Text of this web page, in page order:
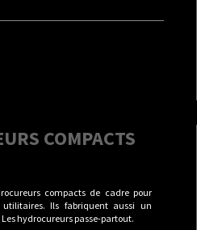
COMPACTS
compacts de cadre pour
Ils fabriquent aussi un
hydrocureurs passe-partout.